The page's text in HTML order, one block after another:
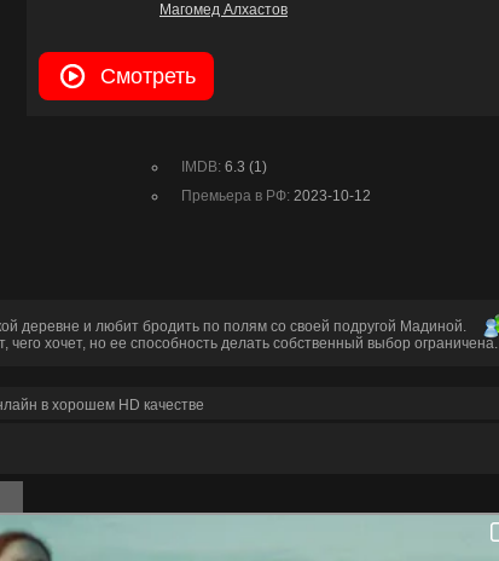
Магомед Алхастов
Смотреть
IMDB:6.3 (1)
Премьера в РФ:2023-10-12
деревне и любит бродить по полям со своей подругой Мадиной.
чего хочет, но ее способность делать собственный выбор ограничена.
в хорошем HD качестве